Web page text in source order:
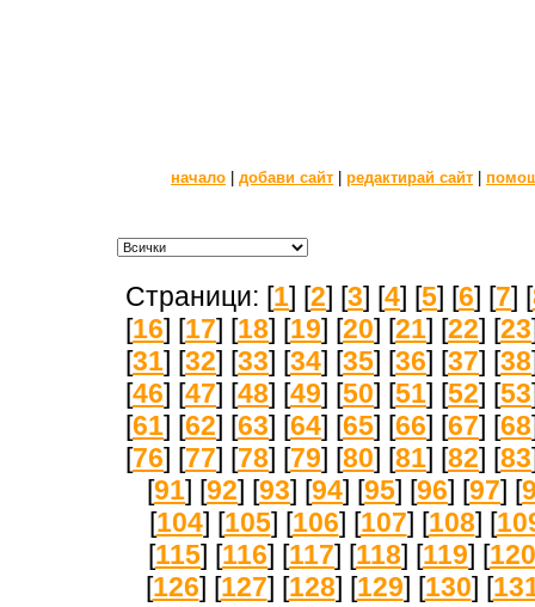
начало добави сайт редактирай сайт
Страници: [1] [2] [3] [4] [5] [6] [7] [
[16] [17] [18] [19] [20] [21] [22] [23
[31] [32] [33] [34] [35] [36] [37] [38
[46] [47] [48] [49] [50] [51] [52] [53
[61] [62] [63] [64] [65] [66] [67] [68
[76] [77] [78] [79] [80] [81] [82] [83
[91] [92] [93] [94] [95] [96] [97] [
[104] [105] [106] [107] [108] [
[115] [116] [117] [118] [119] [120
[126] [127] [128] [129] [130] [